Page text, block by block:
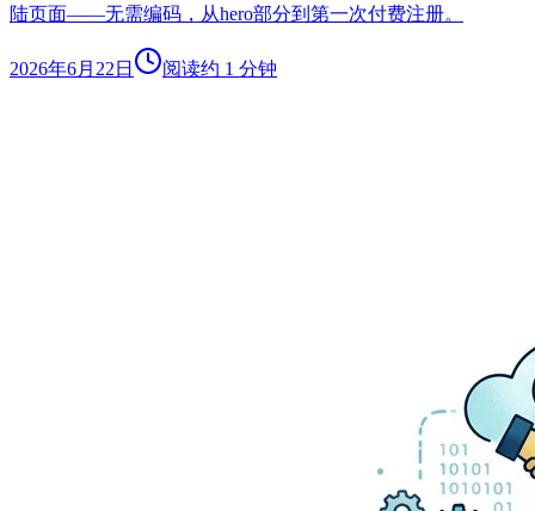
陆页面——无需编码，从hero部分到第一次付费注册。
2026年6月22日 阅读约 1 分钟